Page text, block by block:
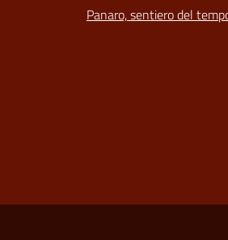
Panaro, sentiero del